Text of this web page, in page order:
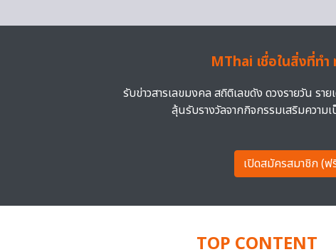
MThai เชื่อในสิ่งที่ทำ
รับข่าวสารเลขมงคล สถิติเลขดัง ดวงรายวัน รา
ลุ้นรับรางวัลจากกิจกรรมเสริมความ
เปิดสมัครสมาชิก (ฟ
TOP CONTENT